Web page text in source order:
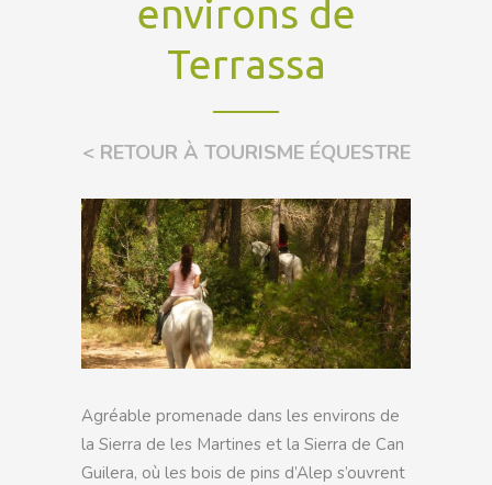
environs de
Terrassa
< RETOUR À TOURISME ÉQUESTRE
Agréable promenade dans les environs de
la Sierra de les Martines et la Sierra de Can
Guilera, où les bois de pins d’Alep s’ouvrent